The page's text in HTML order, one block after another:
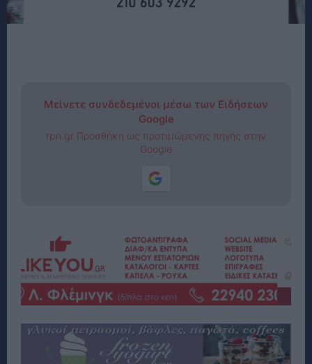
Μείνετε συνδεδεμένοι μέσω των Ειδήσεων
Google
rpn.gr Προσθήκη ως προτιμώμενης πηγής στην
Google